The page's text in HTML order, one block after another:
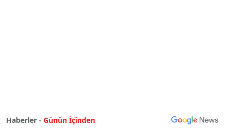
Haberler - Günün İçinden